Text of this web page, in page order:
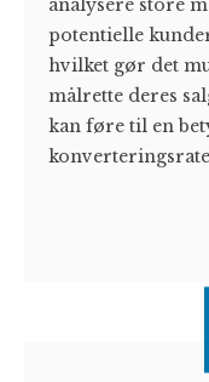
analysere store
potentielle
hvilket gør det
målrette deres
kan føre til en